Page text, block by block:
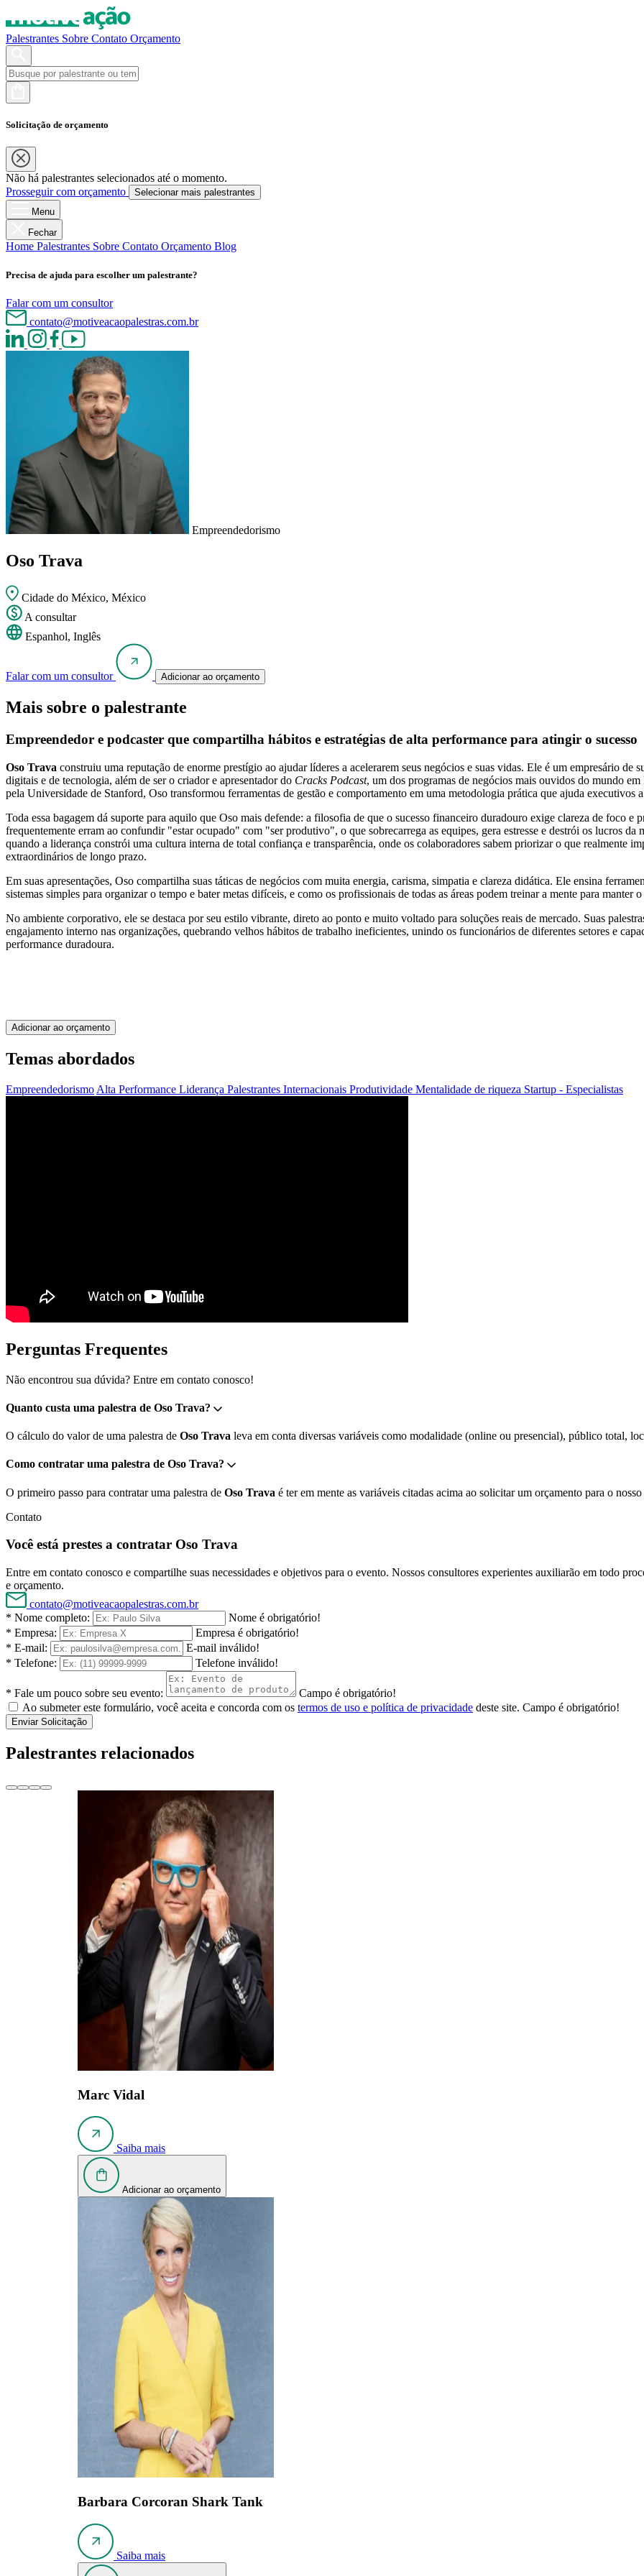
Palestrantes Sobre Contato Orçamento
Solicitação de orçamento
Não há palestrantes selecionados até o momento.
Prosseguir com orçamento
Selecionar mais palestrantes
Menu
Fechar
Home Palestrantes Sobre Contato Orçamento Blog
Precisa de ajuda para escolher um palestrante?
Falar com um consultor
contato@motiveacaopalestras.com.br
Empreendedorismo
Oso Trava
Cidade do México, México
A consultar
Espanhol, Inglês
Falar com um consultor Adicionar ao orçamento
Mais sobre o palestrante
Empreendedor e podcaster que compartilha hábitos e estratégias de alta performance para atingir o sucesso
Oso Trava construiu uma reputação de enorme prestígio ao ajudar líderes a acelerarem seus negócios e suas vidas. Ele é um empresário de
digitais e de tecnologia, além de ser o criador e apresentador do Cracks Podcast, um dos programas de negócios mais ouvidos do mundo
pela Universidade de Stanford, Oso transformou ferramentas de gestão e comportamento em uma metodologia prática que ajuda executivos
Toda essa bagagem dá suporte para aquilo que Oso mais defende: a filosofia de que o sucesso financeiro duradouro exige clareza de foco e
frequentemente erram ao confundir "estar ocupado" com "ser produtivo", o que sobrecarrega as equipes, gera estresse e destrói os lucros da
quando a liderança constrói uma cultura interna de total confiança e transparência, onde os colaboradores sabem priorizar o que realmente
extraordinários de longo prazo.
Em suas apresentações, Oso compartilha suas táticas de negócios com muita energia, carisma, simpatia e clareza didática. Ele ensina
sistemas simples para organizar o tempo e bater metas difíceis, e como os profissionais de todas as áreas podem treinar a mente para
No ambiente corporativo, ele se destaca por seu estilo vibrante, direto ao ponto e muito voltado para soluções reais de mercado. Suas
engajamento interno nas organizações, quebrando velhos hábitos de trabalho ineficientes, unindo os funcionários de diferentes setores e
performance duradoura.
Adicionar ao orçamento
Temas abordados
Empreendedorismo Alta Performance Liderança Palestrantes Internacionais Produtividade Mentalidade de riqueza Startup - Especialistas
Perguntas Frequentes
Não encontrou sua dúvida? Entre em contato conosco!
Quanto custa uma palestra de Oso Trava?
O cálculo do valor de uma palestra de Oso Trava leva em conta diversas variáveis como modalidade (online ou presencial), público total,
Como contratar uma palestra de Oso Trava?
O primeiro passo para contratar uma palestra de Oso Trava é ter em mente as variáveis citadas acima ao solicitar um orçamento para o
Contato
Você está prestes a contratar Oso Trava
Entre em contato conosco e compartilhe suas necessidades e objetivos para o evento. Nossos consultores experientes auxiliarão em todo
e orçamento.
contato@motiveacaopalestras.com.br
* Nome completo:
Nome é obrigatório!
* Empresa:
Empresa é obrigatório!
* E-mail:
E-mail inválido!
* Telefone:
Telefone inválido!
* Fale um pouco sobre seu evento:
Campo é obrigatório!
Ao submeter este formulário, você aceita e concorda com os termos de uso e política de privacidade deste site. Campo é obrigatório!
Enviar Solicitação
Palestrantes relacionados
Marc Vidal
Saiba mais
Adicionar ao orçamento
Barbara Corcoran Shark Tank
Saiba mais